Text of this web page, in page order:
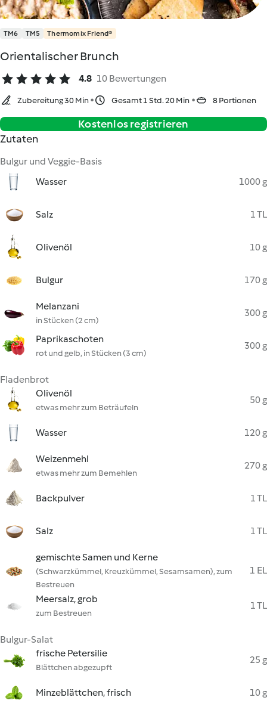
TM6 TM5 Thermomix Friend®
Orientalischer Brunch
4.8 10 Bewertungen
Zubereitung 30 Min Gesamt 1 Std. 20 Min 8 Portionen
Kostenlos registrieren
Zutaten
Bulgur und Veggie-Basis
Wasser
1000 g
Salz 1 TL
Olivenöl 10 g
Bulgur 170 g
Melanzani
in Stücken (2 cm)
300 g
Paprikaschoten
rot und gelb, in Stücken (3 cm)
300 g
Fladenbrot
Olivenöl
etwas mehr zum Beträufeln
50 g
Wasser 120 g
Weizenmehl
etwas mehr zum Bemehlen
270 g
Backpulver 1 TL
Salz 1 TL
gemischte Samen und Kerne
(Schwarzkümmel, Kreuzkümmel, Sesamsamen), zum
Bestreuen
1 EL
Meersalz, grob
zum Bestreuen
1 TL
Bulgur-Salat
frische Petersilie
Blättchen abgezupft
25 g
Minzeblättchen, frisch 10 g